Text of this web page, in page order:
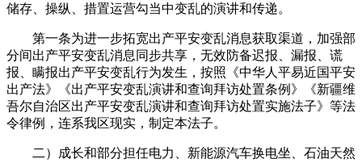
储存、操纵、措置运营勾当中变乱的演讲和传递。
第一条为进一步拓宽出产平安变乱消息获取渠道，加强部
分间出产平安变乱消息同步共享，无效防备迟报、漏报、谎
报、瞒报出产平安变乱行为发生，按照《中华人平易近国平安
出产法》《出产平安变乱演讲和查询拜访处置条例》《新疆维
吾尔自治区出产平安变乱演讲和查询拜访处置实施法子》等法
令律例，连系我区现实，制定本法子。
二）成长和部分担任电力、新能源汽车换电坐、石油天然